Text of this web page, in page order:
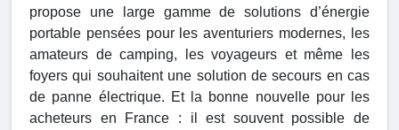
propose une large gamme de solutions d’énergie
portable pensées pour les aventuriers modernes, les
amateurs de camping, les voyageurs et même les
foyers qui souhaitent une solution de secours en cas
de panne électrique. Et la bonne nouvelle pour les
acheteurs en France : il est souvent possible de